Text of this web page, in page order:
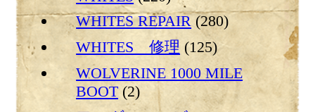
WHITES REPAIR(280)
WHITES 修理 (125)
WOLVERINE 1000 MILE
BOOT (2)